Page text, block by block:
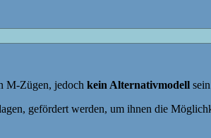
M-Zügen, jedoch kein Alternativmodell
gefördert werden, um ihnen die